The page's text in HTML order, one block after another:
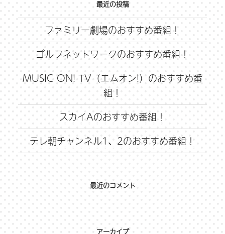
最近の投稿
ファミリー劇場のおすすめ番組！
ゴルフネットワークのおすすめ番組！
MUSIC ON! TV（エムオン!）のおすすめ番
組！
スカイAのおすすめ番組！
テレ朝チャンネル1、2のおすすめ番組！
最近のコメント
アーカイブ